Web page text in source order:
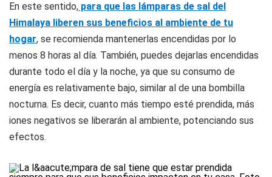
En este sentido, para que las lámparas de sal del
Himalaya liberen sus beneficios al ambiente de tu
hogar, se recomienda mantenerlas encendidas por lo
menos 8 horas al día. También, puedes dejarlas encendidas
durante todo el día y la noche, ya que su consumo de
energía es relativamente bajo, similar al de una bombilla
nocturna. Es decir, cuanto más tiempo esté prendida, más
iones negativos se liberarán al ambiente, potenciando sus
efectos.